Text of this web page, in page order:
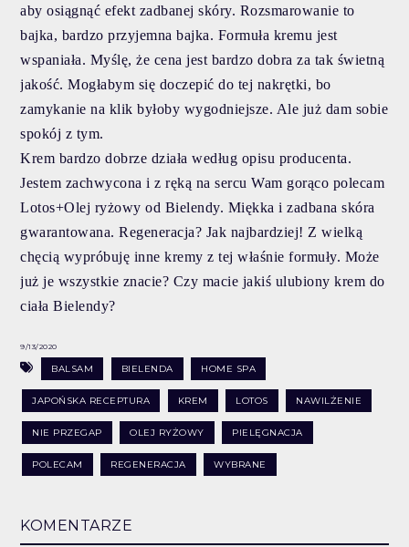
aby osiągnąć efekt zadbanej skóry. Rozsmarowanie to
bajka, bardzo przyjemna bajka. Formuła kremu jest
wspaniała. Myślę, że cena jest bardzo dobra za tak świetną
jakość. Mogłabym się doczepić do tej nakrętki, bo
zamykanie na klik byłoby wygodniejsze. Ale już dam sobie
spokój z tym.
Krem bardzo dobrze działa według opisu producenta.
Jestem zachwycona i z ręką na sercu Wam gorąco polecam
Lotos+Olej ryżowy od Bielendy. Miękka i zadbana skóra
gwarantowana. Regeneracja? Jak najbardziej! Z wielką
chęcią wypróbuję inne kremy z tej właśnie formuły. Może
już je wszystkie znacie? Czy macie jakiś ulubiony krem do
ciała Bielendy?
9/13/2020
BALSAM BIELENDA HOME SPA
JAPOŃSKA RECEPTURA KREM LOTOS NAWILŻENIE
NIE PRZEGAP OLEJ RYŻOWY PIELĘGNACJA
POLECAM REGENERACJA WYBRANE
KOMENTARZE